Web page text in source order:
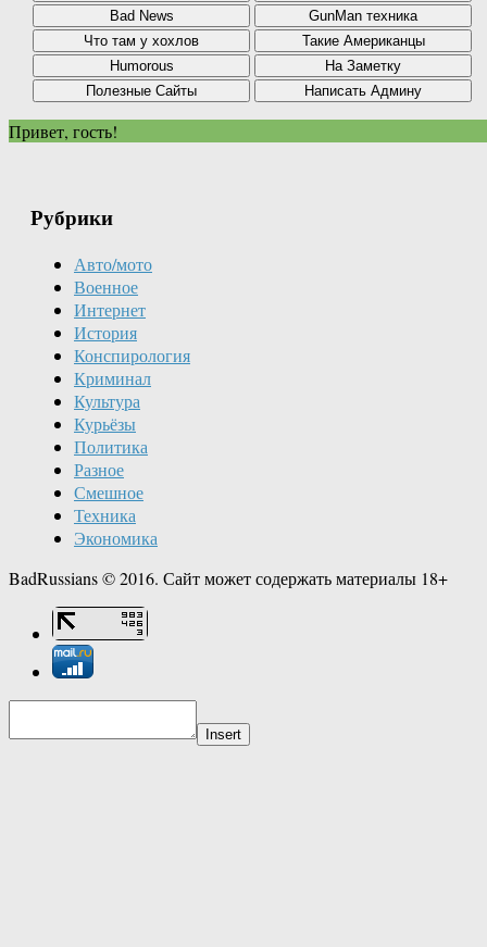
Привет, гость!
Рубрики
Авто/мото
Военное
Интернет
История
Конспирология
Криминал
Культура
Курьёзы
Политика
Разное
Смешное
Техника
Экономика
BadRussians © 2016. Сайт может содержать материалы 18+
Insert